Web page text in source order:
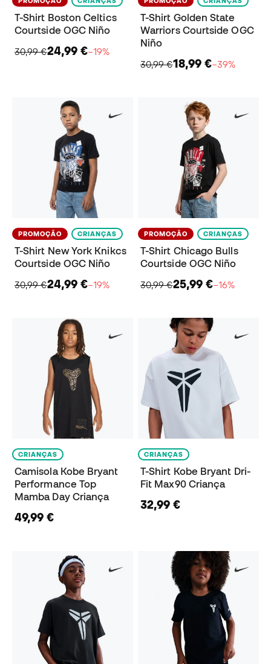
T-Shirt Boston Celtics
Courtside OGC Niño
30,99 €24,99 €−19%
T-Shirt Golden State
Warriors Courtside OGC
Niño
30,99 €18,99 €−39%
PROMOÇÃO CRIANÇAS
T-Shirt New York Knikcs
Courtside OGC Niño
30,99 €24,99 €−19%
PROMOÇÃO CRIANÇAS
T-Shirt Chicago Bulls
Courtside OGC Niño
30,99 €25,99 €−16%
CRIANÇAS
Camisola Kobe Bryant
Performance Top
Mamba Day Criança
49,99 €
CRIANÇAS
T-Shirt Kobe Bryant Dri-
Fit Max90 Criança
32,99 €